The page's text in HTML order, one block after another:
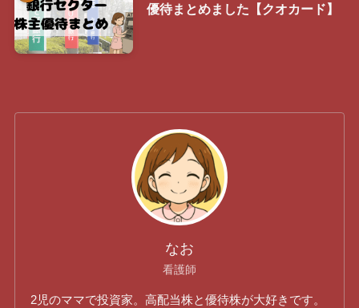
優待まとめました【クオカード】
なお
看護師
2児のママで投資家。高配当株と優待株が大好きです。